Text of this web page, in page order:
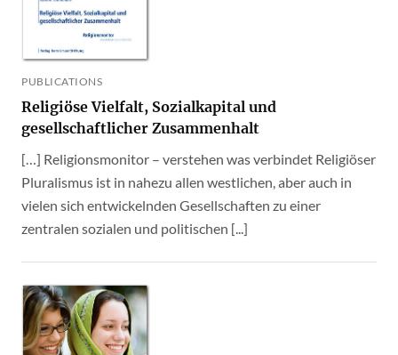
PUBLICATIONS
Religiöse Vielfalt, Sozialkapital und
gesellschaftlicher Zusammenhalt
[…] Religionsmonitor – verstehen was verbindet Religiöser
Pluralismus ist in nahezu allen westlichen, aber auch in
vielen sich entwickelnden Gesellschaften zu einer
zentralen sozialen und politischen [...]